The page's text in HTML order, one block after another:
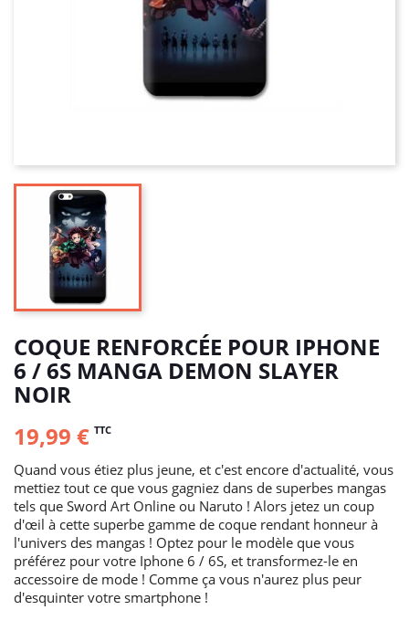
COQUE RENFORCÉE POUR IPHONE
6 / 6S MANGA DEMON SLAYER
NOIR
19,99 € TTC
Quand vous étiez plus jeune, et c'est encore d'actualité, vous
mettiez tout ce que vous gagniez dans de superbes mangas
tels que Sword Art Online ou Naruto ! Alors jetez un coup
d'œil à cette superbe gamme de coque rendant honneur à
l'univers des mangas ! Optez pour le modèle que vous
préférez pour votre Iphone 6 / 6S, et transformez-le en
accessoire de mode ! Comme ça vous n'aurez plus peur
d'esquinter votre smartphone !